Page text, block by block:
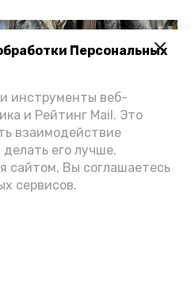
Персональных
инструменты веб-
и Рейтинг Mail. Это
взаимодействие
его лучше.
сайтом, Вы соглашаетесь
сервисов.